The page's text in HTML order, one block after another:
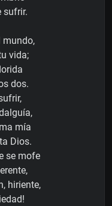
sufrir.
mundo,
vida;
dos.
mía
Dios.
se mofe
hiriente,